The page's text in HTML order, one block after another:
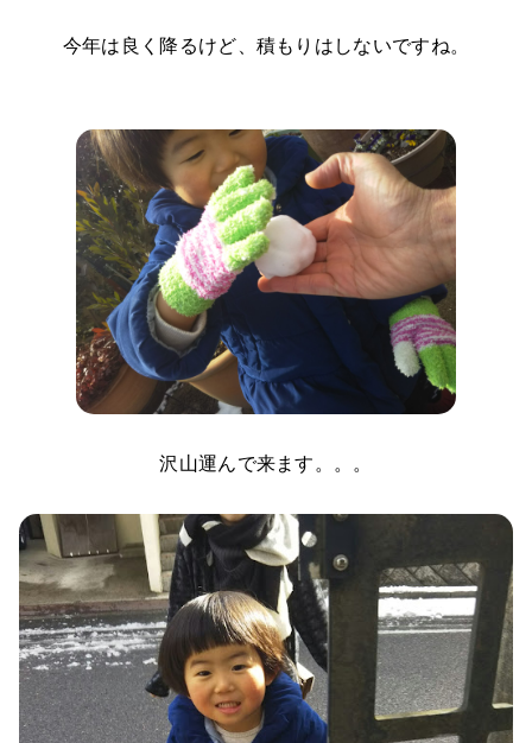
今年は良く降るけど、積もりはしないですね。
沢山運んで来ます。。。